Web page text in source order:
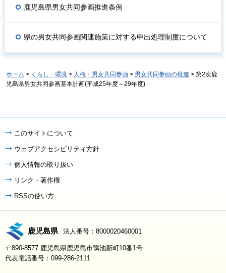
鹿児島県男女共同参画推進条例
県の男女共同参画関連施策に対する申出処理制度について
ホーム > くらし・環境 > 人権・男女共同参画 > 男女共同参画の推進 > 第2次鹿
児島県男女共同参画基本計画(平成25年度～29年度)
このサイトについて
ウェブアクセシビリティ方針
個人情報の取り扱い
リンク・著作権
RSSの使い方
鹿児島県 法人番号：8000020460001
〒890-8577 鹿児島県鹿児島市鴨池新町10番1号
代表電話番号：099-286-2111